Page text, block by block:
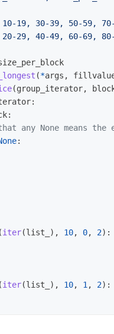
19, 30-39, 50-59,
29, 40-49, 60-69,
(*args ,
(group_iterator,
:
:
:
(iter(list_ ), 10, 0, 2):
(iter(list_ ), 10, 1 , 2):